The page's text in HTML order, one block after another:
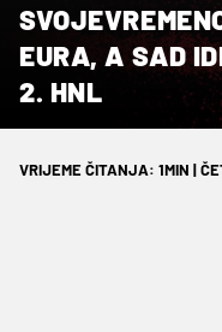
EURA, A SAD
2. HNL
VRIJEME ČITANJA: 1MIN |